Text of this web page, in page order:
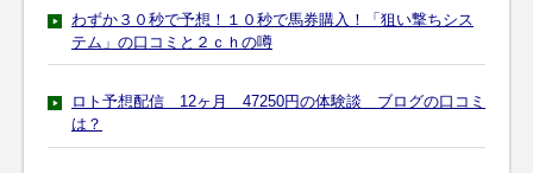
わずか３０秒で予想！１０秒で馬券購入！「狙い撃ちシス
テム」の口コミと２ｃｈの噂
ロト予想配信 12ヶ月 47250円の体験談 ブログの口コミ
は？